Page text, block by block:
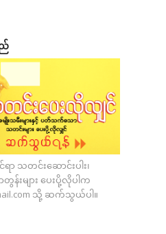
ာ သတင်းဆောင်းပါး၊
န်းများ ပေးပို့လိုပါက
သို့ ဆက်သွယ်ပါ။